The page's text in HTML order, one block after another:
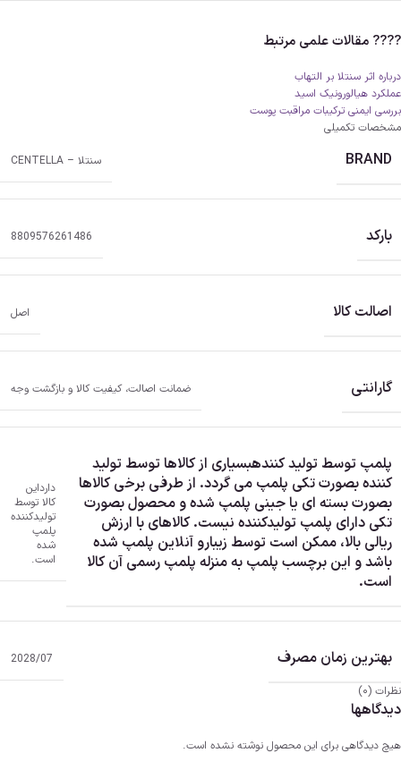
???? مقالات علمی مرتبط
درباره اثر سنتلا بر التهاب
عملکرد هیالورونیک اسید
بررسی ایمنی ترکیبات مراقبت پوست
مشخصات تکمیلی
BRAND سنتلا – CENTELLA
بارکد 8809576261486
اصالت کالا اصل
گارانتی ضمانت اصالت، کیفیت کالا و بازگشت وجه
پلمپ توسط تولید کنندهبسیاری از کالاها توسط تولید
کننده بصورت تکی پلمپ می گردد. از طرفی برخی کالاها
بصورت بسته ای یا جینی پلمپ شده و محصول بصورت
تکی دارای پلمپ تولیدکننده نیست. کالاهای با ارزش
ریالی بالا، ممکن است توسط زیبارو آنلاین پلمپ شده
باشد و این برچسب پلمپ به منزله پلمپ رسمی آن کالا
است.
دارداین
کالا توسط
تولیدکننده
پلمپ
شده
است.
بهترین زمان مصرف 2028/07
نظرات (0)
دیدگاهها
هیچ دیدگاهی برای این محصول نوشته نشده است.